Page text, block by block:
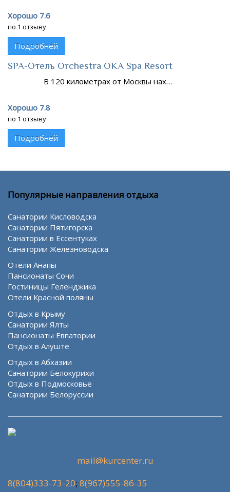
Хорошо 7.6
по 1 отзыву
Подробней
SPA-Отель Orchestra OKA Spa Resort
В 120 километрах от Москвы нах…
Хорошо 7.8
по 1 отзыву
Подробней
Популярные направления отдыха
Санатории Кисловодска
Санатории Пятигорска
Санатории в Ессентуках
Санатории Железноводска
Отели Анапы
Пансионаты Сочи
Гостиницы Геленджика
Отели Красной поляны
Отдых в Крыму
Санатории Ялты
Пансионаты Евпатории
Отдых в Алуште
Отдых в Абхазии
Санатории Белокурихи
Отдых в Подмосковье
Санатории Белоруссии
mail@kurcenter.ru
8(804)333-73-20; 8(967)555-86-35